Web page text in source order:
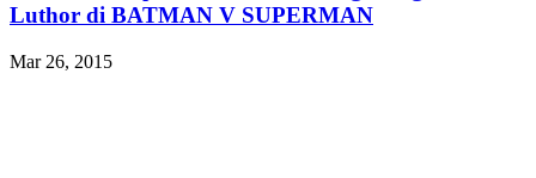
Luthor di BATMAN V SUPERMAN
Mar 26, 2015